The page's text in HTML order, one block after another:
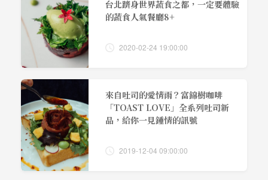
台北躋身世界蔬食之都，一定要體驗
的蔬食人氣餐廳8+
2020-02-24 19:00:00
來自吐司的愛情雨？富錦樹咖啡
「TOAST LOVE」全系列吐司新
品，給你一見鍾情的訊號
2019-12-04 09:00:00